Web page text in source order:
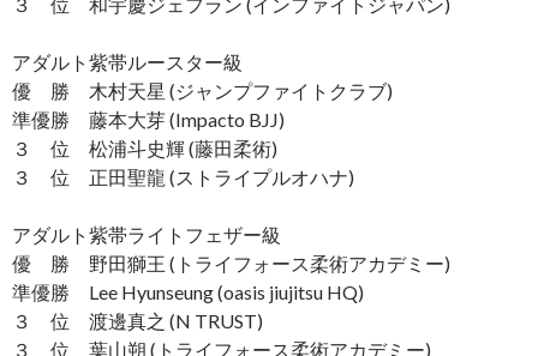
アダルト紫帯ルースター級
優 勝 木村天星 (ジャンプファイトクラブ)
準優勝 藤本大芽 (Impacto BJJ)
３ 位 松浦斗史輝 (藤田柔術)
３ 位 正田聖龍 (ストライプルオハナ)
アダルト紫帯ライトフェザー級
優 勝 野田獅王 (トライフォース柔術アカデミー)
準優勝 Lee Hyunseung (oasis jiujitsu HQ)
３ 位 渡邊真之 (N TRUST)
３ 位 葉山朔 (トライフォース柔術アカデミー)